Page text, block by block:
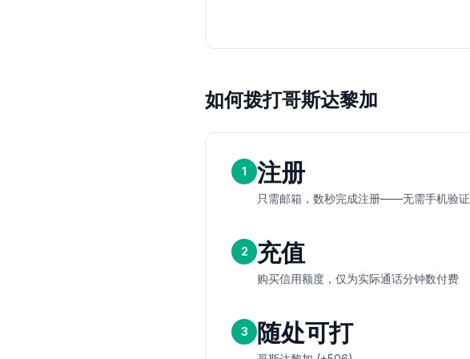
如何拨打哥斯达黎加
1 注册
只需邮箱，数秒完成注册——无需手机验证
2 充值
购买信用额度，仅为实际通话分钟数付费
3 随处可打